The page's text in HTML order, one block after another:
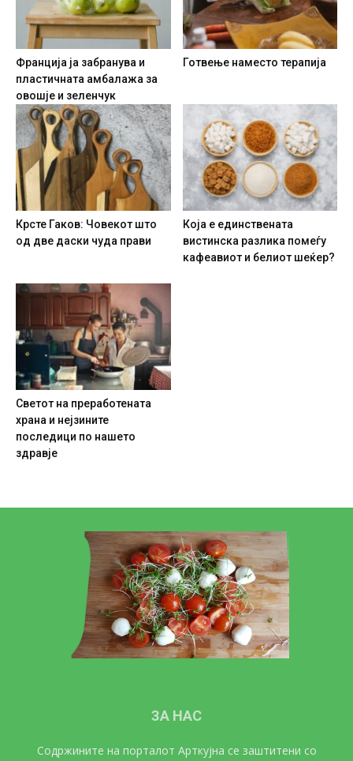
Франција ја забранува и
пластичната амбалажа за
овошје и зеленчук
Готвење наместо терапија
Крсте Гаков: Човекот што
од две даски чуда прави
Која е единствената
вистинска разлика помеѓу
кафеавиот и белиот шеќер?
Светот на преработената
храна и нејзините
последици по нашето
здравје
ЗА НАС
Содржините на порталот Арткујна се заштитени со